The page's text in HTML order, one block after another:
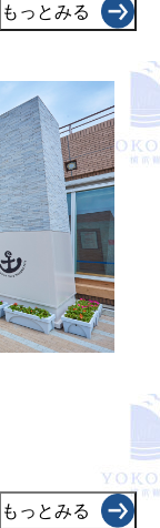
もっとみる
もっとみる